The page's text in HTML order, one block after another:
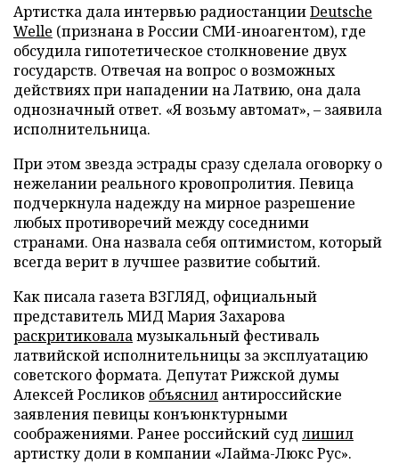
Артистка дала интервью радиостанцииDeutsche
Welle (признана в России СМИ-иноагентом), где
обсудила гипотетическое столкновение двух
государств. Отвечая на вопрос о возможных
действиях при нападении на Латвию, она дала
однозначный ответ. «Я возьму автомат», – заявила
исполнительница.
При этом звезда эстрады сразу сделала оговорку о
нежелании реального кровопролития. Певица
подчеркнула надежду на мирное разрешение
любых противоречий между соседними
странами. Она назвала себя оптимистом, который
всегда верит в лучшее развитие событий.
Как писала газета ВЗГЛЯД, официальный
представитель МИД Мария Захарова
раскритиковаламузыкальный фестиваль
латвийской исполнительницы за эксплуатацию
советского формата. Депутат Рижской думы
Алексей Росликов объяснил антироссийские
заявления певицы конъюнктурными
соображениями. Ранее российский суд лишил
артистку доли в компании «Лайма-Люкс Рус».